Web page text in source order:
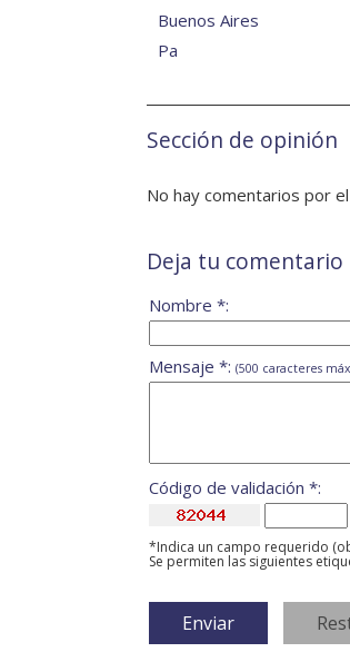
Buenos Aires
Pa
Sección de opinión
No hay comentarios por
Deja tu comentario
Nombre *:
Mensaje *: (500 caracteres
Código de validación *:
*Indica un campo requerido
Se permiten las siguientes